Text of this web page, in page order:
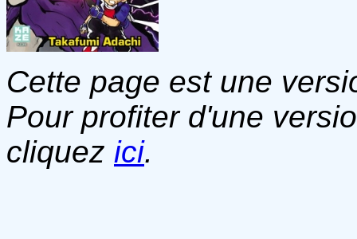
Cette page est une
Pour profiter d'une
cliquez ici.